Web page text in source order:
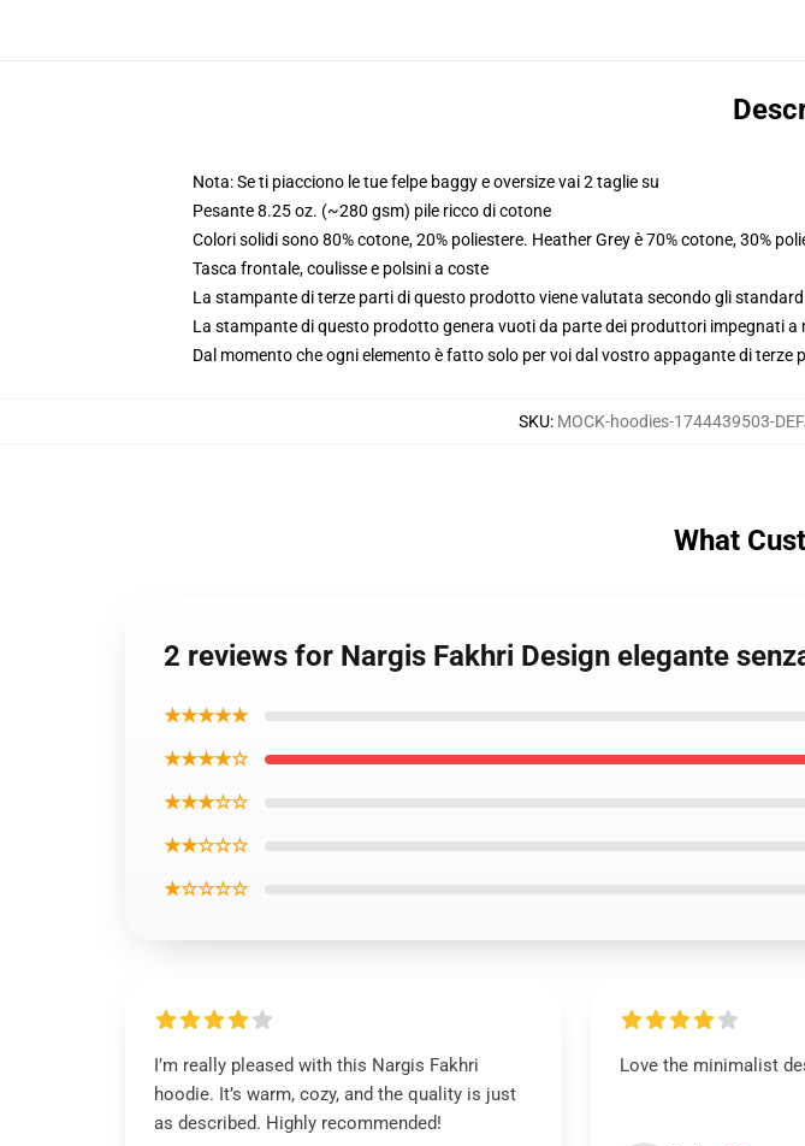
Nota: Se ti piacciono le tue felpe baggy e oversize vai 2 taglie su
Pesante 8.25 oz. (~280 gsm) pile ricco di cotone
Colori solidi sono 80% cotone, 20% poliestere. Heather Grey è 70% cotone, 30%
Tasca frontale, coulisse e polsini a coste
La stampante di terze parti di questo prodotto viene valutata secondo gli
La stampante di questo prodotto genera vuoti da parte dei produttori impegnati
Dal momento che ogni elemento è fatto solo per voi dal vostro appagante di
SKU: MOCK-hoodies-1744439503-
What
2 reviews for Nargis Fakhri Design elegante
★★★★★
★★★★☆
★★★☆☆
★★☆☆☆
★☆☆☆☆
I’m really pleased with this Nargis Fakhri
hoodie. It’s warm, cozy, and the quality is just
as described. Highly recommended!
Love the minimalist